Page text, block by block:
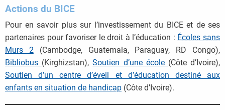
Actions du BICE
Pour en savoir plus sur l’investissement du BICE et de ses
partenaires pour favoriser le droit à l’éducation : Écoles sans
Murs 2(Cambodge, Guatemala, Paraguay, RD Congo),
Bibliobus (Kirghizstan),Soutien d’une école (Côte d’Ivoire),
Soutien d’un centre d’éveil et d’éducation destiné aux
enfants en situation de handicap (Côte d’Ivoire).